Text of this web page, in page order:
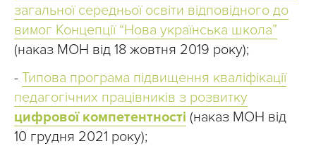
загальної середньої освіти відповідного до
вимог Концепції “Нова українська школа”
(наказ МОН від 18 жовтня 2019 року);
- Типова програма підвищення кваліфікації
педагогічних працівників з розвитку
цифрової компетентності (наказ МОН від
10 грудня 2021 року);